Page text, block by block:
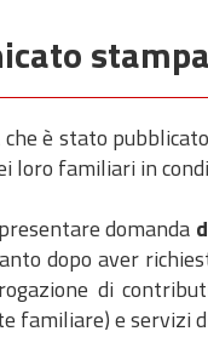
che è stato
loro familiari in
domanda
dopo aver
di
familiare) e servizi